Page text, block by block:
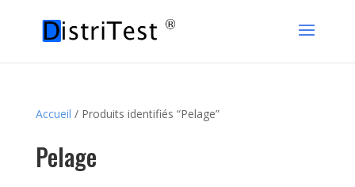
Accueil / Produits identifiés “Pelage”
Pelage